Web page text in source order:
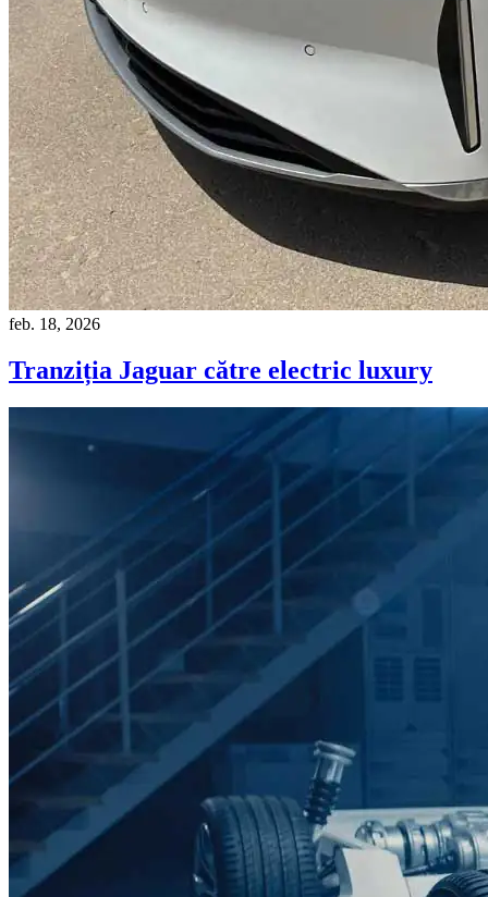
feb. 18, 2026
Tranziția Jaguar către electric luxury